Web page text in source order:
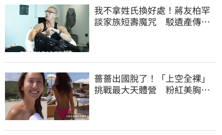
我不拿姓氏換好處！蔣友柏罕
談家族短壽魔咒 駁遺產傳
薔薔出國脫了！「上空全裸」
挑戰最大天體營 粉紅美胸被